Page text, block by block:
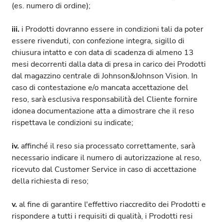
(es. numero di ordine);
iii. i Prodotti dovranno essere in condizioni tali da poter
essere rivenduti, con confezione integra, sigillo di
chiusura intatto e con data di scadenza di almeno 13
mesi decorrenti dalla data di presa in carico dei Prodotti
dal magazzino centrale di Johnson&Johnson Vision. In
caso di contestazione e/o mancata accettazione del
reso, sarà esclusiva responsabilità del Cliente fornire
idonea documentazione atta a dimostrare che il reso
rispettava le condizioni su indicate;
iv.affinché il reso sia processato correttamente, sarà
necessario indicare il numero di autorizzazione al reso,
ricevuto dal Customer Service in caso di accettazione
della richiesta di reso;
v.al fine di garantire l'effettivo riaccredito dei Prodotti e
rispondere a tutti i requisiti di qualità, i Prodotti resi